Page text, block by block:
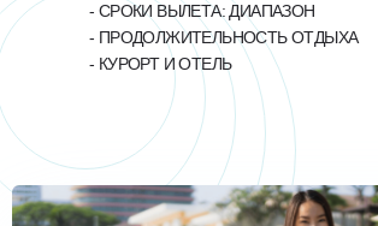
- СРОКИ ВЫЛЕТА: ДИАПАЗОН
- ПРОДОЛЖИТЕЛЬНОСТЬ ОТДЫХА
- КУРОРТ И ОТЕЛЬ